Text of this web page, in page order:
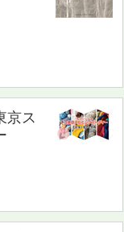
京ス